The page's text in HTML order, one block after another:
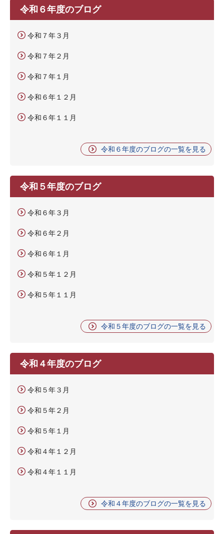
令和６年度のブログ
令和７年３月
令和７年２月
令和７年１月
令和６年１２月
令和６年１１月
令和６年度のブログの一覧を見る
令和５年度のブログ
令和６年３月
令和６年２月
令和６年１月
令和５年１２月
令和５年１１月
令和５年度のブログの一覧を見る
令和４年度のブログ
令和５年３月
令和５年２月
令和５年１月
令和４年１２月
令和４年１１月
令和４年度のブログの一覧を見る